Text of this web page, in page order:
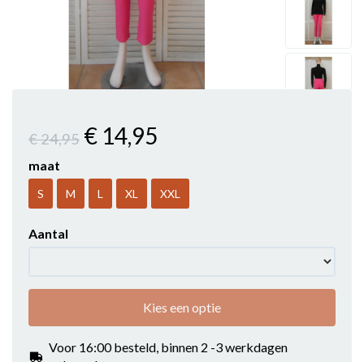
€ 24,95 € 14,95
maat
S M L XL XXL
Aantal
Kies een optie
Voor 16:00 besteld, binnen 2 -3 werkdagen